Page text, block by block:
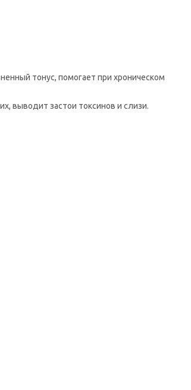
тонус, помогает при хроническом
выводит застои токсинов и слизи.